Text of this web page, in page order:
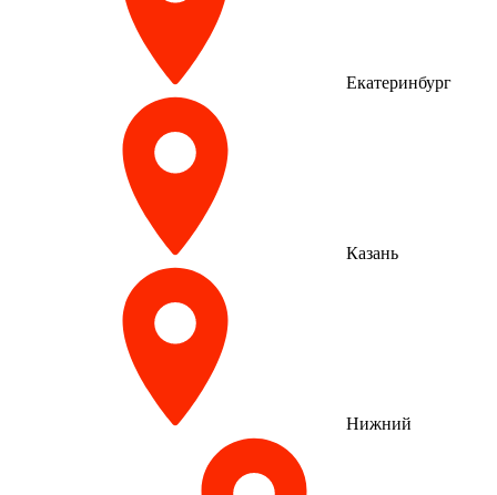
Екатеринбург
Казань
Нижний